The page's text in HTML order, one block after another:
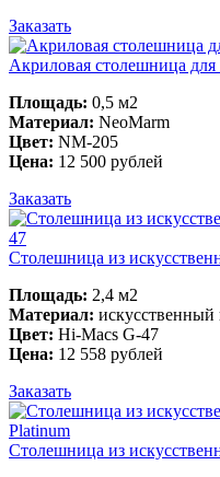
Заказать
Акриловая столешница для
Площадь: 0,5 м2
Материал: NeoMarm
Цвет: NM-205
Цена: 12 500 рублей
Заказать
Столешница из
Площадь: 2,4 м2
Материал:
Цвет: Hi-Macs G-47
Цена: 12 558 рублей
Заказать
Столешница из